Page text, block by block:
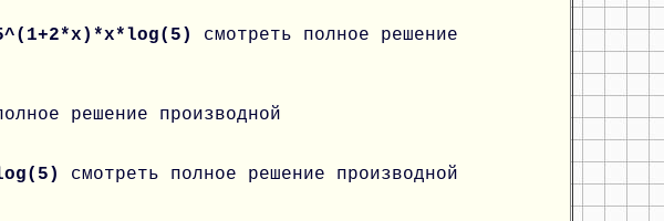
смотреть полное решение
решение производной
смотреть полное решение производной